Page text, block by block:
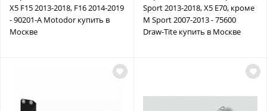
X5 F15 2013-2018, F16 2014-2019
- 90201-A Motodor купить в
Москве
Sport 2013-2018, X5 E70, кроме
M Sport 2007-2013 - 75600
Draw-Tite купить в Москве